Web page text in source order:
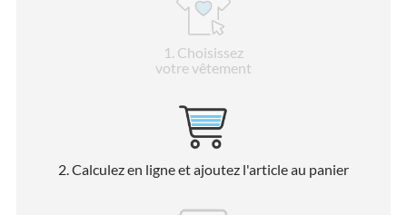
1 . Choisissez
votre vêtement
2. Calculez en ligne et ajoutez l'article au panier